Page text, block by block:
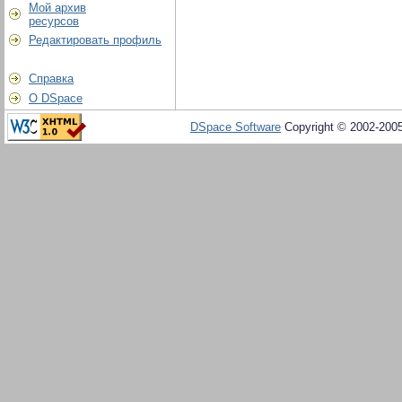
Мой архив
ресурсов
Редактировать профиль
Справка
О DSpace
DSpace Software Copyright © 2002-